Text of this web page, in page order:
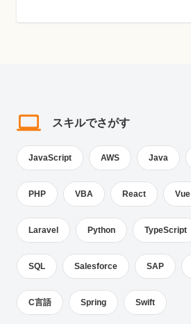
スキルでさがす
JavaScript AWS Java
PHP VBA React Vue
Laravel Python TypeScript
SQL Salesforce SAP
C言語 Spring Swift